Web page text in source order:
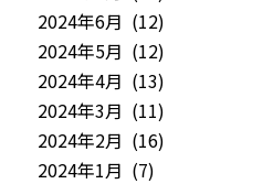
2024年6月 (12)
2024年5月 (12)
2024年4月 (13)
2024年3月 (11)
2024年2月 (16)
2024年1月 (7)